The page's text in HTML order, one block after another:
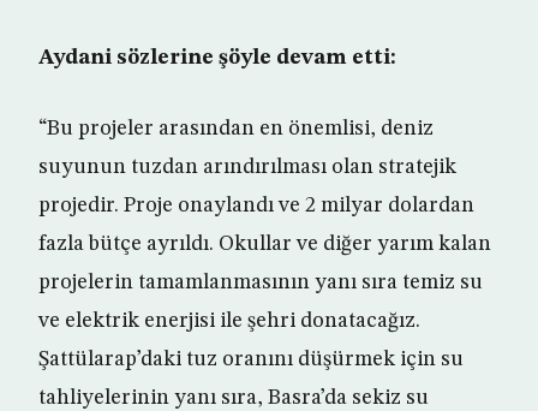
Aydani sözlerine şöyle devam etti:
“Bu projeler arasından en önemlisi, deniz
suyunun tuzdan arındırılması olan stratejik
projedir. Proje onaylandı ve 2 milyar dolardan
fazla bütçe ayrıldı. Okullar ve diğer yarım kalan
projelerin tamamlanmasının yanı sıra temiz su
ve elektrik enerjisi ile şehri donatacağız.
Şattülarap’daki tuz oranını düşürmek için su
tahliyelerinin yanı sıra, Basra’da sekiz su